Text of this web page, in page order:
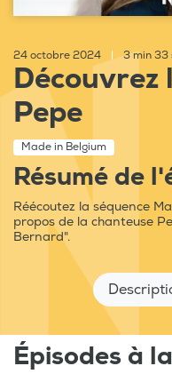
24 octobre 2024 3 min 33
Découvrez
Pepe
Made in Belgium
Résumé de
Réécoutez la séquence
propos de la chanteuse
Bernard".
Épisodes à